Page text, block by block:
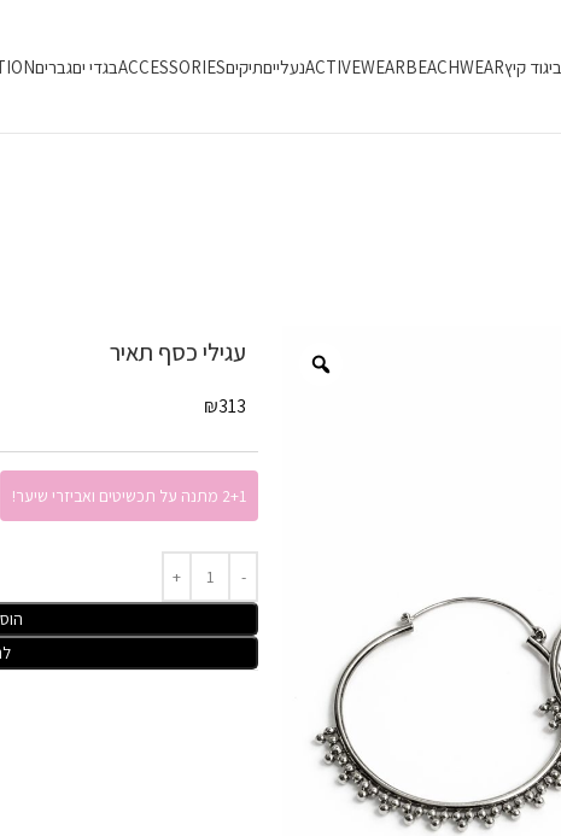
ביגוד קיץBEACHWEAR
ACTIVEWEARנעלייםתיקיםACCESSORIESבגדי יםגברים
עגילי כסף תאיר
₪313
2+1 מתנה על תכשיטים ואביזרי שיער!